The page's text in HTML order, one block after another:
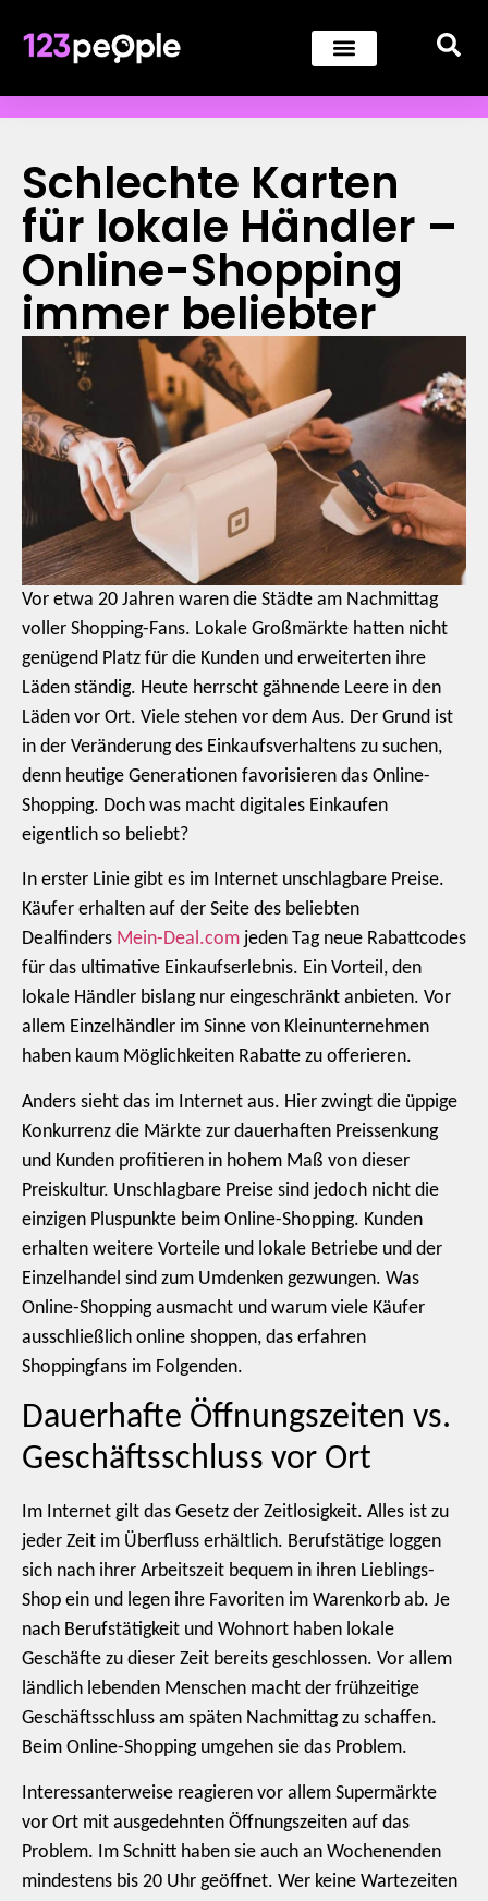
Schlechte Karten
für lokale Händler –
Online-Shopping
immer beliebter
Vor etwa 20 Jahren waren die Städte am Nachmittag
voller Shopping-Fans. Lokale Großmärkte hatten nicht
genügend Platz für die Kunden und erweiterten ihre
Läden ständig. Heute herrscht gähnende Leere in den
Läden vor Ort. Viele stehen vor dem Aus. Der Grund ist
in der Veränderung des Einkaufsverhaltens zu suchen,
denn heutige Generationen favorisieren das Online-
Shopping. Doch was macht digitales Einkaufen
eigentlich so beliebt?
In erster Linie gibt es im Internet unschlagbare Preise.
Käufer erhalten auf der Seite des beliebten
Dealfinders Mein-Deal.com jeden Tag neue Rabattcodes
für das ultimative Einkaufserlebnis. Ein Vorteil, den
lokale Händler bislang nur eingeschränkt anbieten. Vor
allem Einzelhändler im Sinne von Kleinunternehmen
haben kaum Möglichkeiten Rabatte zu offerieren.
Anders sieht das im Internet aus. Hier zwingt die üppige
Konkurrenz die Märkte zur dauerhaften Preissenkung
und Kunden profitieren in hohem Maß von dieser
Preiskultur. Unschlagbare Preise sind jedoch nicht die
einzigen Pluspunkte beim Online-Shopping. Kunden
erhalten weitere Vorteile und lokale Betriebe und der
Einzelhandel sind zum Umdenken gezwungen. Was
Online-Shopping ausmacht und warum viele Käufer
ausschließlich online shoppen, das erfahren
Shoppingfans im Folgenden.
Dauerhafte Öffnungszeiten vs.
Geschäftsschluss vor Ort
Im Internet gilt das Gesetz der Zeitlosigkeit. Alles ist zu
jeder Zeit im Überfluss erhältlich. Berufstätige loggen
sich nach ihrer Arbeitszeit bequem in ihren Lieblings-
Shop ein und legen ihre Favoriten im Warenkorb ab. Je
nach Berufstätigkeit und Wohnort haben lokale
Geschäfte zu dieser Zeit bereits geschlossen. Vor allem
ländlich lebenden Menschen macht der frühzeitige
Geschäftsschluss am späten Nachmittag zu schaffen.
Beim Online-Shopping umgehen sie das Problem.
Interessanterweise reagieren vor allem Supermärkte
vor Ort mit ausgedehnten Öffnungszeiten auf das
Problem. Im Schnitt haben sie auch an Wochenenden
mindestens bis 20 Uhr geöffnet. Wer keine Wartezeiten